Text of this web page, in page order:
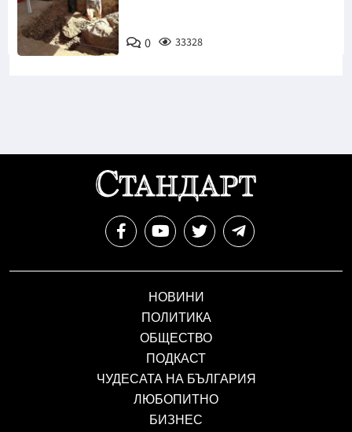
0 33328
НОВИНИ
ПОЛИТИКА
ОБЩЕСТВО
ПОДКАСТ
ЧУДЕСАТА НА БЪЛГАРИЯ
ЛЮБОПИТНО
БИЗНЕС